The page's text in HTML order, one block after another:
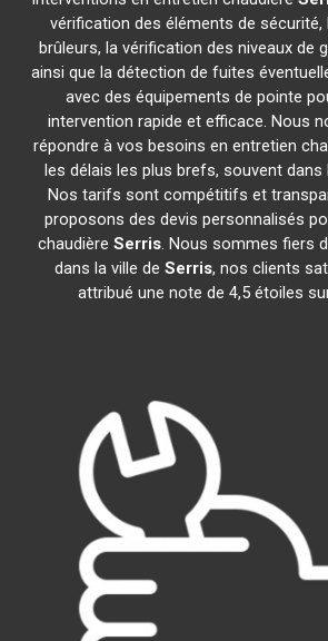
vérification des éléments de sécurité,
brûleurs, la vérification des niveaux de
ainsi que la détection de fuites
avec des équipements de pointe
intervention rapide et efficace. Nous
répondre à vos besoins en entretien
les délais les plus brefs, souvent dans
Nos tarifs sont compétitifs et
proposons des devis personnalisés
chaudièreSerris. Nous sommes fiers
dans la ville de Serris, nos clients
attribué une note de 4,5 étoiles